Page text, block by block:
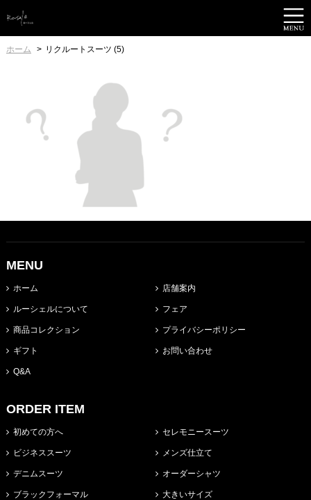
ホーム リクルートスーツ (5)
MENU
ホーム
ルーシェルについて
商品コレクション
ギフト
Q&A
店舗案内
フェア
プライバシーポリシー
お問い合わせ
ORDER ITEM
初めての方へ
ビジネススーツ
デニムスーツ
ブラックフォーマル
セレモニースーツ
メンズ仕立て
オーダーシャツ
大きいサイズ